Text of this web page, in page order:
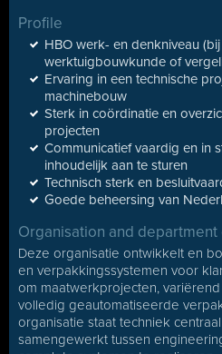
Profile
HBO werk- en denkniveau
werktuigbouwkunde of
Ervaring in een technische
machinebouw
Sterk in coördinatie en
projecten
Communicatief vaardig en in
inhoudelijk aan te sturen
Technisch sterk en
Goede beheersing van
Organisation and
Deze organisatie ontwikkelt en
en verpakkingssystemen voor
om maatwerkprojecten,
volledig geautomatiseerde
organisatie staat techniek
samengewerkt tussen